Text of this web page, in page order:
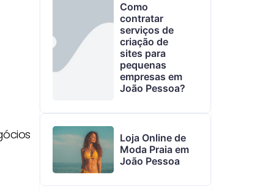
Como
contratar
serviços de
criação de
sites para
pequenas
empresas em
João Pessoa?
Loja Online de
Moda Praia em
João Pessoa